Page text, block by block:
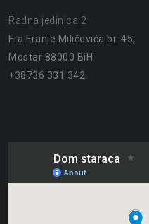
Radna jedinica 2
Fra Franje Miličevića br. 45,
Mostar 88000 BiH
+38736 331 342